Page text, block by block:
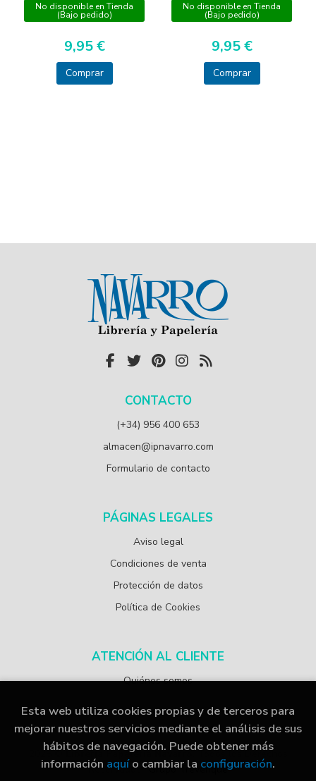
No disponible en Tienda
(Bajo pedido)
9,95 €
Comprar
No disponible en Tienda
(Bajo pedido)
9,95 €
Comprar
CONTACTO
(+34) 956 400 653
almacen@ipnavarro.com
Formulario de contacto
PÁGINAS LEGALES
Aviso legal
Condiciones de venta
Protección de datos
Política de Cookies
ATENCIÓN AL CLIENTE
Quiénes somos
2026 © Librería Papelería Navarro. Todos los Derechos
Reservados |Grupo Trevenque
Esta web utiliza cookies propias y de terceros para
mejorar nuestros servicios mediante el análisis de sus
hábitos de navegación. Puede obtener más
información aquío cambiar la configuración.